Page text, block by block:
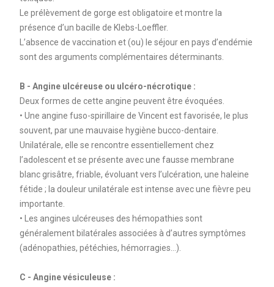
Le prélèvement de gorge est obligatoire et montre la
présence d’un bacille de Klebs-Loeffler.
L’absence de vaccination et (ou) le séjour en pays d’endémie
sont des arguments complémentaires déterminants.
B - Angine ulcéreuse ou ulcéro-nécrotique :
Deux formes de cette angine peuvent être évoquées.
• Une angine fuso-spirillaire de Vincent est favorisée, le plus
souvent, par une mauvaise hygiène bucco-dentaire.
Unilatérale, elle se rencontre essentiellement chez
l’adolescent et se présente avec une fausse membrane
blanc grisâtre, friable, évoluant vers l’ulcération, une haleine
fétide ; la douleur unilatérale est intense avec une fièvre peu
importante.
• Les angines ulcéreuses des hémopathies sont
généralement bilatérales associées à d’autres symptômes
(adénopathies, pétéchies, hémorragies…).
C - Angine vésiculeuse :